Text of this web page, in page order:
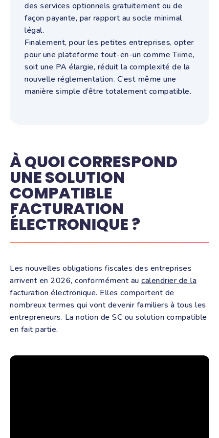
des services optionnels gratuitement ou de
façon payante, par rapport au socle minimal
légal.
Finalement, pour les petites entreprises, opter
pour une plateforme tout-en-un comme Tiime,
soit une PA élargie, réduit la complexité de la
nouvelle réglementation. C’est même une
manière simple d’être totalement compatible.
À QUOI CORRESPOND
UNE SOLUTION
COMPATIBLE
FACTURATION
ÉLECTRONIQUE ?
Les nouvelles obligations fiscales des entreprises
arrivent en 2026, conformément au calendrier de la
facturation électronique. Elles comportent de
nombreux termes qui vont devenir familiers à tous les
entrepreneurs. La notion de SC ou solution compatible
en fait partie.